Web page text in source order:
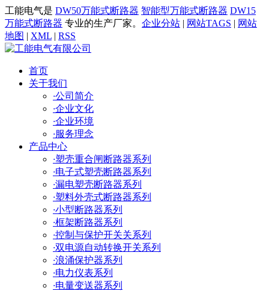
工能电气是 DW50万能式断路器 智能型万能式断路器 DW15
万能式断路器 专业的生产厂家。 企业分站 | 网站TAGS | 网站
地图 | XML | RSS
首页
关于我们
·公司简介
·企业文化
·企业环境
·服务理念
产品中心
·塑壳重合闸断路器系列
·电子式塑壳断路器系列
·漏电塑壳断路器系列
·塑料外壳式断路器系列
·小型断路器系列
·框架断路器系列
·控制与保护开关关系列
·双电源自动转换开关系列
·浪涌保护器系列
·电力仪表系列
·电量变送器系列